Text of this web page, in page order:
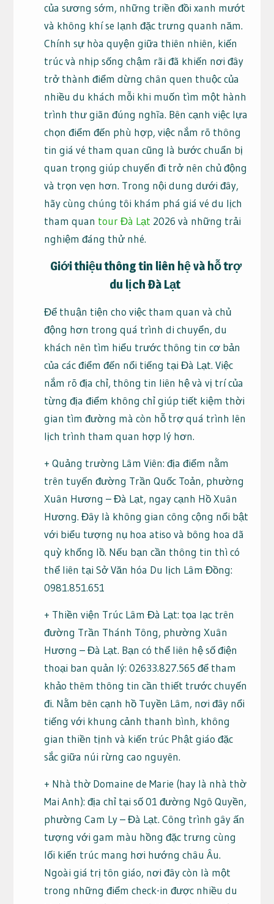
của sương sớm, những triền đồi xanh mướt
và không khí se lạnh đặc trưng quanh năm.
Chính sự hòa quyện giữa thiên nhiên, kiến
trúc và nhịp sống chậm rãi đã khiến nơi đây
trở thành điểm dừng chân quen thuộc của
nhiều du khách mỗi khi muốn tìm một hành
trình thư giãn đúng nghĩa. Bên cạnh việc lựa
chọn điểm đến phù hợp, việc nắm rõ thông
tin giá vé tham quan cũng là bước chuẩn bị
quan trọng giúp chuyến đi trở nên chủ động
và trọn vẹn hơn. Trong nội dung dưới đây,
hãy cùng chúng tôi khám phá giá vé du lịch
tham quan tour Đà Lạt 2026 và những trải
nghiệm đáng thử nhé.
Giới thiệu thông tin liên hệ và hỗ trợ
du lịch Đà Lạt
Để thuận tiện cho việc tham quan và chủ
động hơn trong quá trình di chuyển, du
khách nên tìm hiểu trước thông tin cơ bản
của các điểm đến nổi tiếng tại Đà Lạt. Việc
nắm rõ địa chỉ, thông tin liên hệ và vị trí của
từng địa điểm không chỉ giúp tiết kiệm thời
gian tìm đường mà còn hỗ trợ quá trình lên
lịch trình tham quan hợp lý hơn.
+ Quảng trường Lâm Viên: địa điểm nằm
trên tuyến đường Trần Quốc Toản, phường
Xuân Hương – Đà Lạt, ngay cạnh Hồ Xuân
Hương. Đây là không gian công cộng nổi bật
với biểu tượng nụ hoa atiso và bông hoa dã
quỳ khổng lồ. Nếu bạn cần thông tin thì có
thể liên tại Sở Văn hóa Du lịch Lâm Đồng:
0981.851.651
+ Thiền viện Trúc Lâm Đà Lạt: tọa lạc trên
đường Trần Thánh Tông, phường Xuân
Hương – Đà Lạt. Bạn có thể liên hệ số điện
thoại ban quản lý: 02633.827.565 để tham
khảo thêm thông tin cần thiết trước chuyến
đi. Nằm bên cạnh hồ Tuyền Lâm, nơi đây nổi
tiếng với khung cảnh thanh bình, không
gian thiền tịnh và kiến trúc Phật giáo đặc
sắc giữa núi rừng cao nguyên.
+ Nhà thờ Domaine de Marie (hay là nhà thờ
Mai Anh): địa chỉ tại số 01 đường Ngô Quyền,
phường Cam Ly – Đà Lạt. Công trình gây ấn
tượng với gam màu hồng đặc trưng cùng
lối kiến trúc mang hơi hướng châu Âu.
Ngoài giá trị tôn giáo, nơi đây còn là một
trong những điểm check-in được nhiều du